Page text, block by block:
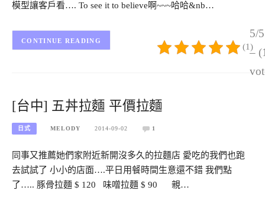
模型讓客戶看…. To see it to believe啊~~~哈哈&nb…
5/5
–
(1)
CONTINUE READING
[台中] 五丼拉麵 平價拉麵
日式 MELODY 2014-09-02 1
同事又推薦她們家附近新開沒多久的拉麵店 愛吃的我們也跑
去試試了 小小的店面….平日用餐時間生意還不錯 我們點
了….. 豚骨拉麵 $ 120 味噌拉麵 $ 90 親…